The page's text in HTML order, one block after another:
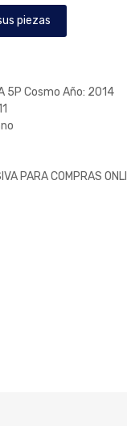
piezas
5P Cosmo Año: 2014
PARA COMPRAS